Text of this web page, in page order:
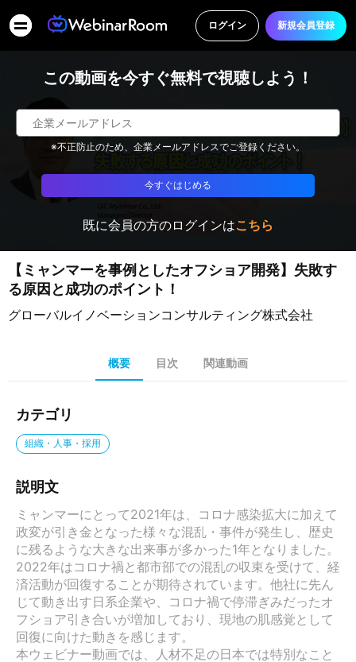
ログイン 新規会員登録
この動画を今すぐ無料で視聴しよう！
※不正防止のため、企業メールアドレスでご登録ください。
今すぐはじめる
既に会員の方のログインはこちら
【ミャンマーを事例としたオフショア開発】失敗す
る原因と成功のポイント！
グローバルイノベーションコンサルティング株式会社
概要 目次 関連動画
カテゴリ
組織・人事・採用
説明文
ミャンマーにとって2021年は、コロナ感染拡大に加えて
政変が引き金となった様々な混乱・事件が発生し、歴史
に残るような大きな出来事が多かった1年となりました。
2022年はコロナ禍と都市部での混乱の収束を受けて、経
済活動が回復することが期待されています。他社に先ん
じて動き出す日系企業や、コロナ禍で停滞ぎみだったオ
フショア引き合いが増加しており、現地の肌感覚として
回復に向けた動きを感じます。
本ウェビナー動画では、人材不足の日本では特別なこと